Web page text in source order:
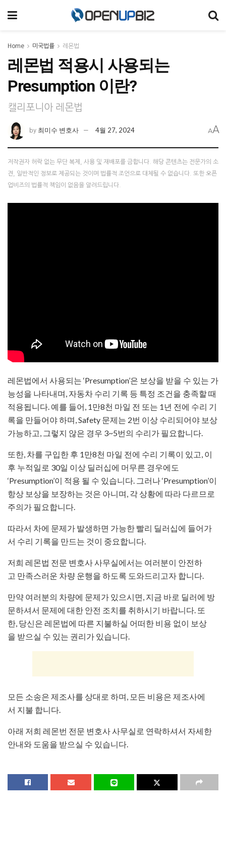
Home 미국법률 레몬법
레몬법 적용시 사용되는
Presumption 이란?
캘리포니아 레몬법
by 최미수 변호사 4월 27, 2024 AA
저작권자 허락 없는 무단 복제, 사용 및 재배포를 금합니다. 해당 콘텐츠는 전문가의 소
견, 일반적인 정보로 제공되는 것이며 법률적 조언으로 대체될 수 없습니다. 또한 오픈
업비즈의 법률적 책임이 없음을 알려드립니다.
레몬법에서 사용되는 ‘Presumption’은 보상을 받을 수 있는 가
능성을 나타내며, 자동차 수리 기록 등 특정 조건을 충족할 때
적용됩니다. 예를 들어, 1만8천 마일 전 또는 1년 전에 수리 기
록을 만들어야 하며, Safety 문제는 2번 이상 수리되어야 보상
가능하고, 그렇지 않은 경우 3~5번의 수리가 필요합니다.
또한, 차를 구입한 후 1만8천 마일 전에 수리 기록이 있고, 이
후 누적일로 30일 이상 딜러십에 머무른 경우에도
‘Presumption’이 적용 될 수 있습니다. 그러나 ‘Presumption’이
항상 보상을 보장하는 것은 아니며, 각 상황에 따라 다르므로
주의가 필요합니다.
따라서 차에 문제가 발생하면 가능한 빨리 딜러십에 들어가
서 수리 기록을 만드는 것이 중요합니다.
저희 레몬법 전문 변호사 사무실에서는 여러분이 안전하
고 만족스러운 차량 운행을 하도록 도와드리고자 합니다.
만약 여러분의 차량에 문제가 있으시면, 지금 바로 딜러에 방
문하셔서 문제에 대한 안전 조치를 취하시기 바랍니다. 또
한, 당신은 레몬법에 따른 지불하실 어떠한 비용 없이 보상
을 받으실 수 있는 권리가 있습니다.
모든 소송은 제조사를 상대로 하며, 모든 비용은 제조사에
서 지불 합니다.
아래 저희 레몬번 전문 변호사 사무실로 연락하셔서 자세한
안내와 도움을 받으실 수 있습니다.